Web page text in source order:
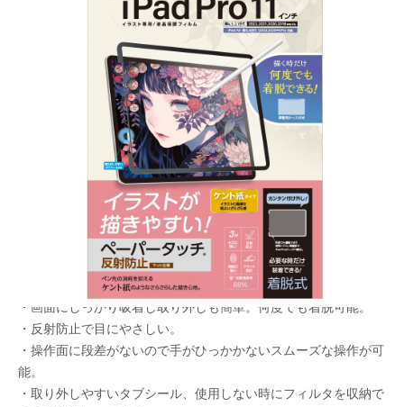
何度でも着脱できる
メーカー希望小売価格：
・イラストが描きやすい！ ケント紙のようなさらさらした描き
・必要な時だけ装着できる着脱式。
・画面にしっかり吸着し取り外しも簡単。何度でも着脱可能。
・反射防止で目にやさしい。
・操作面に段差がないので手がひっかかないスムーズな操作が可
能。
・取り外しやすいタブシール、使用しない時にフィルタを収納で